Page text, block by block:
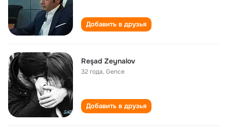
Добавить в друзья
Reşad Zeynalov
32 года,Gence
Добавить в друзья